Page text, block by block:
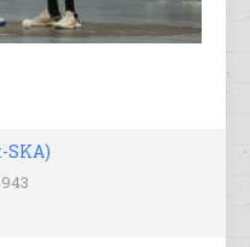
SKA)